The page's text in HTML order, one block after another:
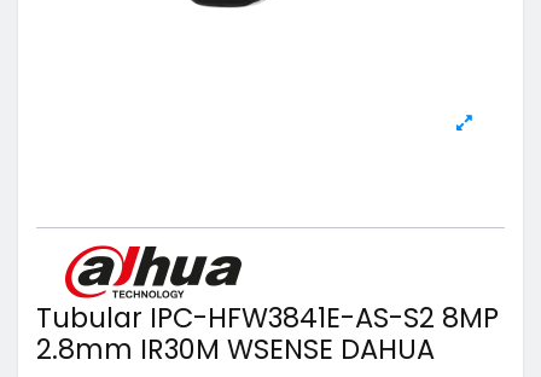
Tubular IPC-HFW3841E-AS-S2 8MP
2.8mm IR30M WSENSE DAHUA